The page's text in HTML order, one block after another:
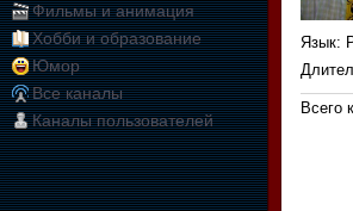
Фильмы и анимация
Хобби и образование
Юмор
Все каналы
Каналы пользователей
Язык:
Всего